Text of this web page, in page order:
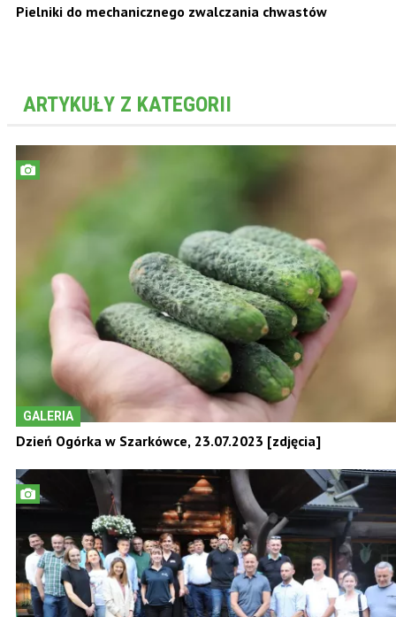
Pielniki do mechanicznego zwalczania chwastów
ARTYKUŁY Z KATEGORII
GALERIA
Dzień Ogórka w Szarkówce, 23.07.2023 [zdjęcia]